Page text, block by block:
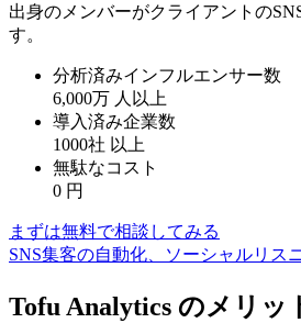
出身のメンバーがクライアントの
す。
分析済みインフルエンサー数
6,000万 人以上
導入済み企業数
1000社 以上
無駄なコスト
0 円
まずは無料で相談してみる
SNS集客の自動化、ソーシャルリス
Tofu Analytics のメリッ